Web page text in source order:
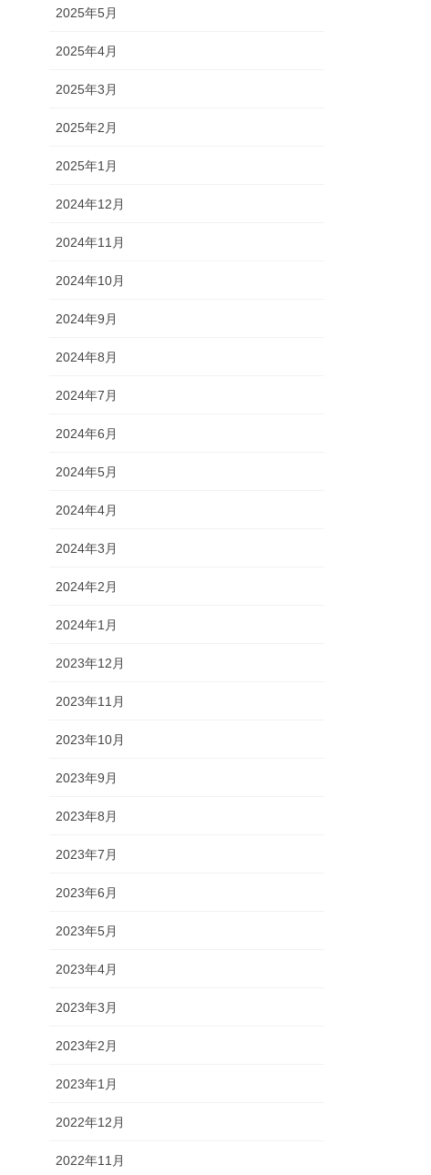
2025年5月
2025年4月
2025年3月
2025年2月
2025年1月
2024年12月
2024年11月
2024年10月
2024年9月
2024年8月
2024年7月
2024年6月
2024年5月
2024年4月
2024年3月
2024年2月
2024年1月
2023年12月
2023年11月
2023年10月
2023年9月
2023年8月
2023年7月
2023年6月
2023年5月
2023年4月
2023年3月
2023年2月
2023年1月
2022年12月
2022年11月